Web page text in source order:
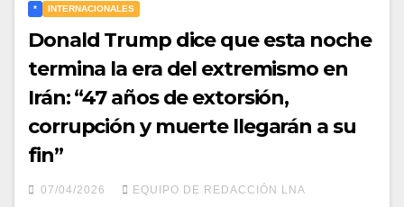
* INTERNACIONALES
Donald Trump dice que esta noche
termina la era del extremismo en
Irán: “47 años de extorsión,
corrupción y muerte llegarán a su
fin”
07/04/2026 EQUIPO DE REDACCIÓN LNA